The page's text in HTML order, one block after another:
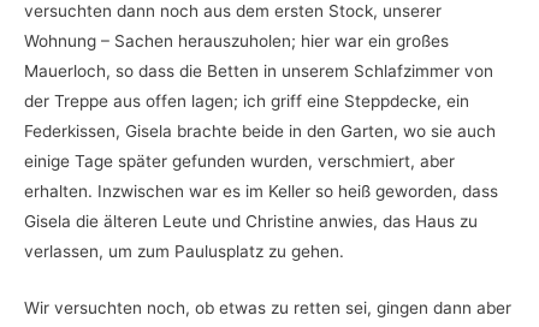
versuchten dann noch aus dem ersten Stock, unserer
Wohnung – Sachen herauszuholen; hier war ein großes
Mauerloch, so dass die Betten in unserem Schlafzimmer von
der Treppe aus offen lagen; ich griff eine Steppdecke, ein
Federkissen, Gisela brachte beide in den Garten, wo sie auch
einige Tage später gefunden wurden, verschmiert, aber
erhalten. Inzwischen war es im Keller so heiß geworden, dass
Gisela die älteren Leute und Christine anwies, das Haus zu
verlassen, um zum Paulusplatz zu gehen.
Wir versuchten noch, ob etwas zu retten sei, gingen dann aber